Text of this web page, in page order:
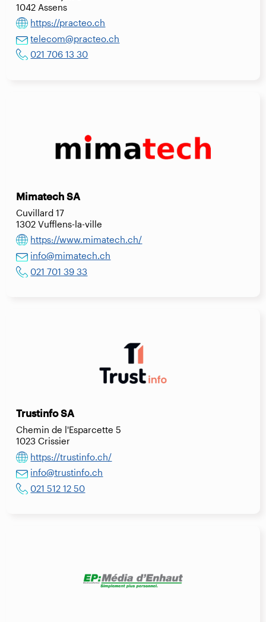
1042 Assens
https://practeo.ch
telecom@practeo.ch
021 706 13 30
Mimatech SA
Cuvillard 17
1302 Vufflens-la-ville
https://www.mimatech.ch/
info@mimatech.ch
021 701 39 33
Trustinfo SA
Chemin de l'Esparcette 5
1023 Crissier
https://trustinfo.ch/
info@trustinfo.ch
021 512 12 50